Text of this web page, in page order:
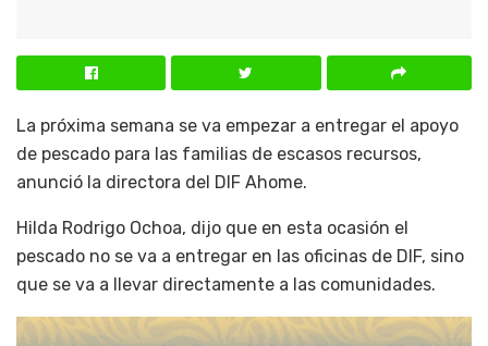
La próxima semana se va empezar a entregar el apoyo
de pescado para las familias de escasos recursos,
anunció la directora del DIF Ahome.
Hilda Rodrigo Ochoa, dijo que en esta ocasión el
pescado no se va a entregar en las oficinas de DIF, sino
que se va a llevar directamente a las comunidades.